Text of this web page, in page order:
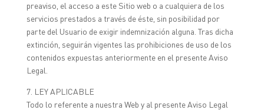
preaviso, el acceso a este Sitio web o a cualquiera de los
servicios prestados a través de éste, sin posibilidad por
parte del Usuario de exigir indemnización alguna. Tras dicha
extinción, seguirán vigentes las prohibiciones de uso de los
contenidos expuestas anteriormente en el presente Aviso
Legal.
7. LEY APLICABLE
Todo lo referente a nuestra Web y al presente Aviso Legal